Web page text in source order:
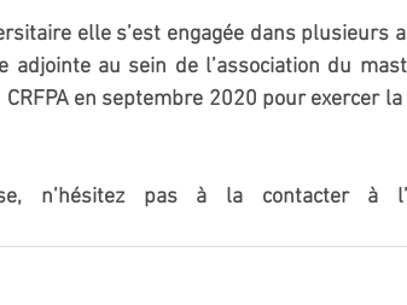
elle s’est engagée dans plusieurs
adjointe au sein de l’association du
en septembre 2020 pour exercer